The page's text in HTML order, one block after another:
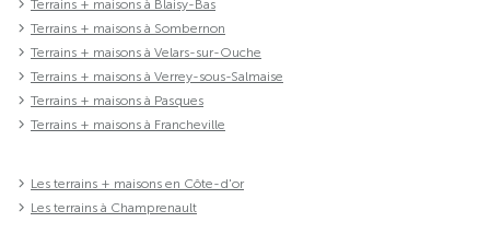
Terrains + maisons à Blaisy-Bas
Terrains + maisons à Sombernon
Terrains + maisons à Velars-sur-Ouche
Terrains + maisons à Verrey-sous-Salmaise
Terrains + maisons à Pasques
Terrains + maisons à Francheville
Les terrains + maisons en Côte-d'or
Les terrains à Champrenault